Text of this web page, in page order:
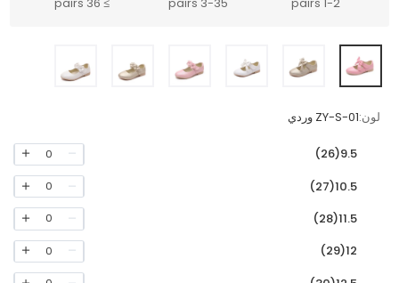
1-2 pairs
3-35 pairs
≥ 36 pairs
لون:ZY-S-01 وردي
9.5(26)
0
10.5(27)
0
11.5(28)
0
12(29)
0